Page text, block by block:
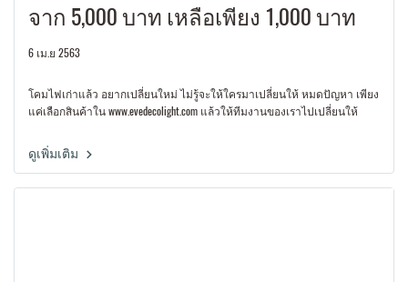
จาก 5,000 บาท เหลือเพียง 1,000 บาท
6 เม.ย 2563
โคมไฟเก่าแล้ว อยากเปลี่ยนใหม่ ไม่รู้จะให้ใครมาเปลี่ยนให้ หมดปัญหา เพียง
แค่เลือกสินค้าใน www.evedecolight.com แล้วให้ทีมงานของเราไปเปลี่ยนให้
ดูเพิ่มเติม